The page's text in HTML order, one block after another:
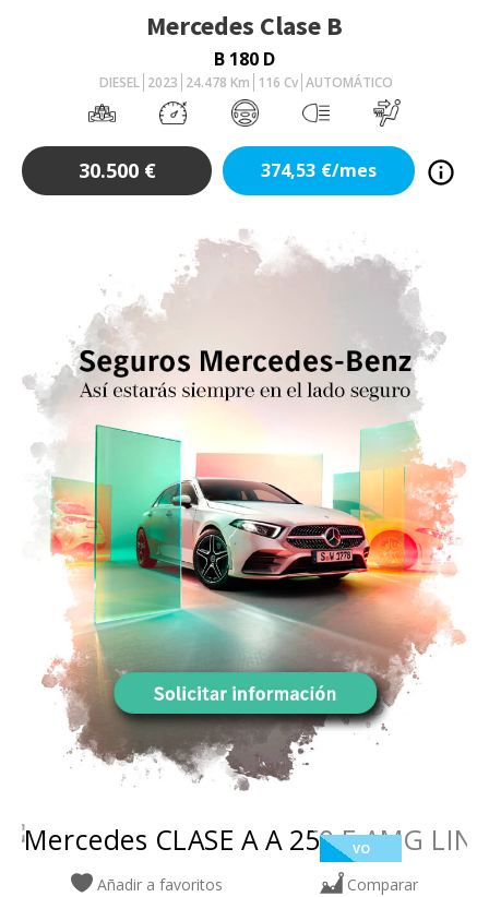
Mercedes Clase B
B 180 D
DIESEL 2023 24.478 Km 116 Cv AUTOMÁTICO
30.500 € 374,53 €/mes
VO
Añadir a favoritos Comparar